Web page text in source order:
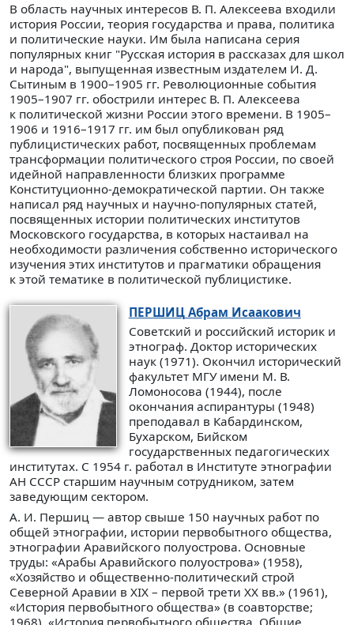
В область научных интересов В. П. Алексеева входили
история России, теория государства и права, политика
и политические науки. Им была написана серия
популярных книг "Русская история в рассказах для школ
и народа", выпущенная известным издателем И. Д.
Сытиным в 1900–1905 гг. Революционные события
1905–1907 гг. обострили интерес В. П. Алексеева
к политической жизни России этого времени. В 1905–
1906 и 1916–1917 гг. им был опубликован ряд
публицистических работ, посвященных проблемам
трансформации политического строя России, по своей
идейной направленности близких программе
Конституционно-демократической партии. Он также
написал ряд научных и научно-популярных статей,
посвященных истории политических институтов
Московского государства, в которых настаивал на
необходимости различения собственно исторического
изучения этих институтов и прагматики обращения
к этой тематике в политической публицистике.
ПЕРШИЦАбрам Исаакович
Советский и российский историк и
этнограф. Доктор исторических
наук (1971). Окончил исторический
факультет МГУ имени М. В.
Ломоносова (1944), после
окончания аспирантуры (1948)
преподавал в Кабардинском,
Бухарском, Бийском
государственных педагогических
институтах. С 1954 г. работал в Институте этнографии
АН СССР старшим научным сотрудником, затем
заведующим сектором.
А. И. Першиц — автор свыше 150 научных работ по
общей этнографии, истории первобытного общества,
этнографии Аравийского полуострова. Основные
труды: «Арабы Аравийского полуострова» (1958),
«Хозяйство и общественно-политический строй
Северной Аравии в XIX – первой трети XX вв.» (1961),
«История первобытного общества» (в соавторстве;